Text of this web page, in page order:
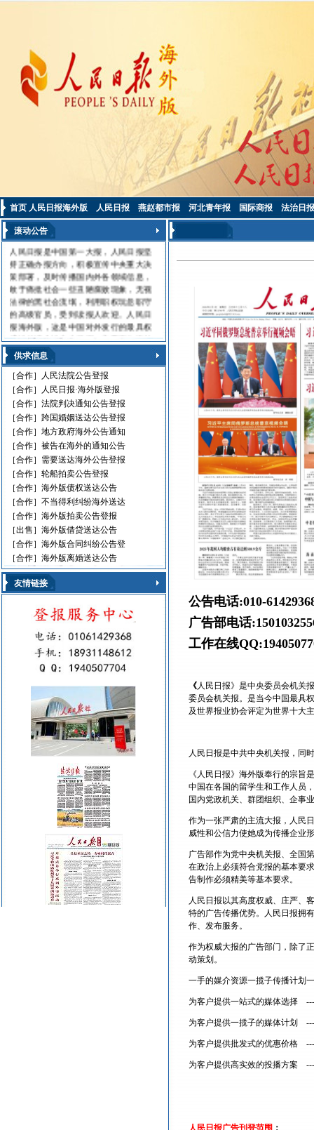
首页 人民日报海外版 人民日报 燕赵都市报 河北青年报 国际商报 法治日报
滚动公告
人民日报是中国第一大报，人民日报坚
持正确办报方向，积极宣传中央重大决
策部署，及时传播国内外各领域信息，
敢于痛批社会一些丑陋腐败现象，无视
法律的黑社会流氓，利用职权玩忽职守
的高级官员，受到读报人欢迎。人民日
报海外版，这是中国对外发行的最具权
威性的综合性中文日报，主要面向海外
华人、华侨、港澳台同胞和在各国，发
行80多个国家和地区。
人民日报刊登010-61429368
遗失声明 环保公告
减资公告 挂失声明
股份转让 政府通文
判决公告 律师声明
通告广告 企业注销
维权公告 解除声明
迁址公告 法院公告
开庭传票 海事文书
供求信息
［合作］
人民法院公告登报
［合作］
人民日报·海外版登报
［合作］法院判决通知公告登报
［合作］跨国婚姻送达公告登报
［合作］地方政府海外公告通知
［合作］被告在海外的通知公告
［合作］ 需要送达海外公告登报
［合作］轮船拍卖公告登报
［合作］海外版债权送达公告
［合作］不当得利纠纷海外送达
［合作］海外版拍卖公告登报
［出售］海外版借贷送达公告
［合作］海外版合同纠纷公告登
［合作］海外版离婚送达公告
友情链接
公告电话:010-
广告部电话
工作在线
《人民日报》是中央委员会机关
委员会机关报。是当今中国最具
及世界报业协会评定为世界十
人民日报是中共中央机关报，同
《人民日报》海外版奉行的宗
中国在各国的留学生和工作人员
国内党政机关、群团组织、企事
作为一张严肃的主流大报，人民
威性和公信力使她成为传播企业
广告部作为党中央机关报、全国
在政治上必须符合党报的基本要
告制作必须精美等基本要求。
人民日报以其高度权威、庄严、
特的广告传播优势。人民日报拥
作、发布服务。
作为权威大报的广告部门，除了
动策划。
一手的媒介资源一揽子传播计划
为客户提供一站式的媒体选择
为客户提供一揽子的媒体计划
为客户提供批发式的优惠价格
为客户提供高实效的投播方案
人民日报广告刊登范围 ：